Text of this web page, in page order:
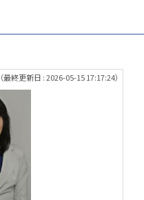
（最終更新日 : 2026-05-15 17:17:24）